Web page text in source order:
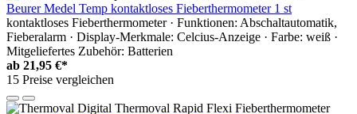
Beurer Medel Temp kontaktloses Fieberthermometer 1 st
kontaktloses Fieberthermometer · Funktionen: Abschaltautomatik,
Fieberalarm · Display-Merkmale: Celcius-Anzeige · Farbe: weiß ·
Mitgeliefertes Zubehör: Batterien
ab 21,95 €*
15 Preise vergleichen